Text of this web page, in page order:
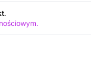
.